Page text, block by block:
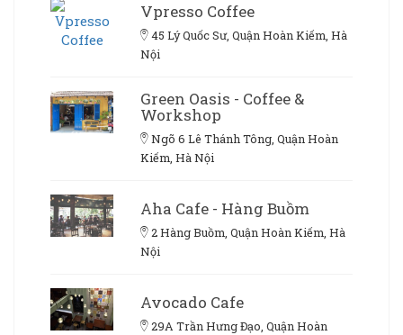
Vpresso Coffee
45 Lý Quốc Sư, Quận Hoàn Kiếm, Hà
Nội
Green Oasis - Coffee &
Workshop
Ngõ 6 Lê Thánh Tông, Quận Hoàn
Kiếm, Hà Nội
Aha Cafe - Hàng Buồm
2 Hàng Buồm, Quận Hoàn Kiếm, Hà
Nội
Avocado Cafe
29A Trần Hưng Đạo, Quận Hoàn